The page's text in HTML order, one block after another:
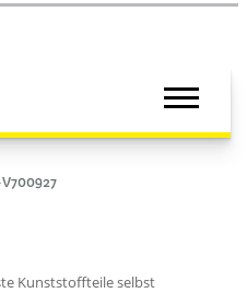
Kunststoffteile selbst